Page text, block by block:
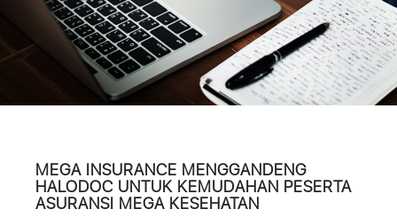
MEGA INSURANCE MENGGANDENG
HALODOC UNTUK KEMUDAHAN PESERTA
ASURANSI MEGA KESEHATAN